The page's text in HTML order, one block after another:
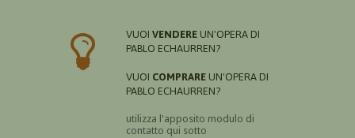
VUOI VENDERE UN'OPERA DI
PABLO ECHAURREN?
VUOI COMPRARE UN'OPERA DI
PABLO ECHAURREN?
utilizza l'apposito modulo di
contatto qui sotto